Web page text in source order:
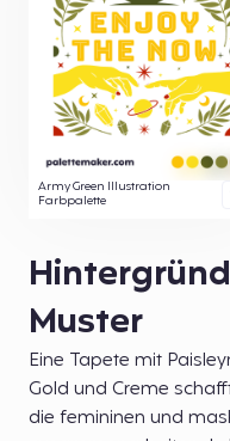
Army Green Illustration
Farbpalette
Muster
Eine Tapete mit
Gold und Creme
die femininen und